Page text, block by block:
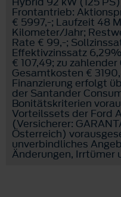
Frontantrieb:
€ 5997,-; Laufzeit 48
Kilometer/Jahr;
Rate € 99,-;
Effektivzinssatz
€ 107,49; zu
Gesamtkosten €
Finanzierung erfolgt
der Santander
Bonitätskriterien
Vorteilssets der Ford
(Versicherer:
Österreich)
unverbindliches
Änderungen, Irrtümer